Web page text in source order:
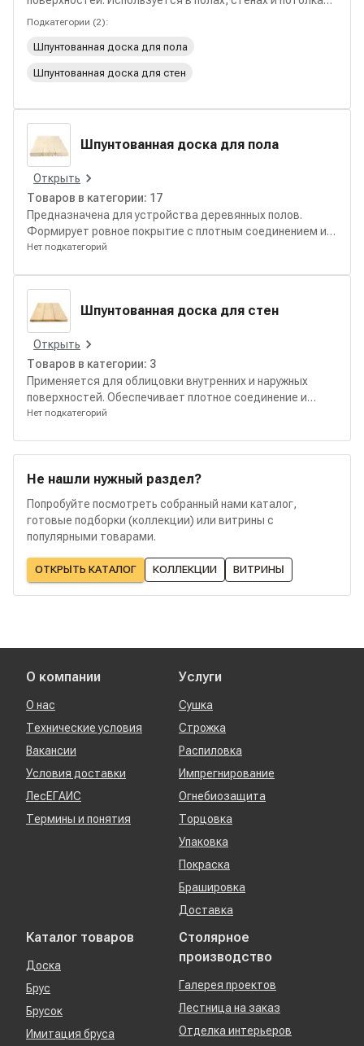
с надёжным соединением элементов.
Подкатегории (2):
Шпунтованная доска для пола
Шпунтованная доска для стен
Шпунтованная доска для пола
Открыть
Товаров в категории: 17
Предназначена для устройства деревянных полов.
Формирует ровное покрытие с плотным соединением и
устойчивостью к нагрузкам.
Нет подкатегорий
Шпунтованная доска для стен
Открыть
Товаров в категории: 3
Применяется для облицовки внутренних и наружных
поверхностей. Обеспечивает плотное соединение и
аккуратный внешний вид стен.
Нет подкатегорий
Не нашли нужный раздел?
Попробуйте посмотреть собранный нами каталог,
готовые подборки (коллекции) или витрины с
популярными товарами.
ОТКРЫТЬ КАТАЛОГ КОЛЛЕКЦИИ ВИТРИНЫ
О компании
О нас
Технические условия
Вакансии
Условия доставки
ЛесЕГАИС
Термины и понятия
Услуги
Сушка
Строжка
Распиловка
Импрегнирование
Огнебиозащита
Торцовка
Упаковка
Покраска
Брашировка
Доставка
Каталог товаров
Доска
Брус
Брусок
Имитация бруса
Столярное
производство
Галерея проектов
Лестница на заказ
Отделка интерьеров